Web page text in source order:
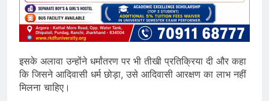
इसके अलावा उन्होंने धर्मांतरण पर भी तीखी प्रतिक्रिया दी और कहा
कि जिसने आदिवासी धर्म छोड़ा, उसे आदिवासी आरक्षण का लाभ नहीं
मिलना चाहिए।